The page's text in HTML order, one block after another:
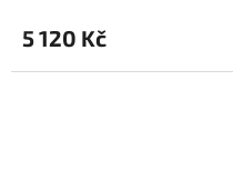
5 120 Kč